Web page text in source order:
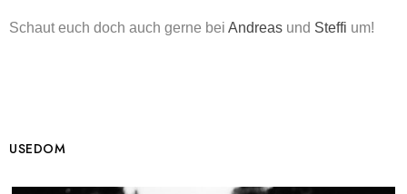
Schaut euch doch auch gerne bei Andreas und Steffi um!
USEDOM